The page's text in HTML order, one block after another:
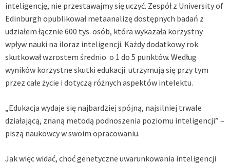
inteligencję, nie przestawajmy się uczyć. Zespół z University of
Edinburgh opublikował metaanalizę dostępnych badań z
udziałem łącznie 600 tys. osób, która wykazała korzystny
wpływ nauki na iloraz inteligencji. Każdy dodatkowy rok
skutkował wzrostem średnio o 1 do 5 punktów. Według
wyników korzystne skutki edukacji utrzymują się przy tym
przez całe życie i dotyczą różnych aspektów intelektu.
„Edukacja wydaje się najbardziej spójną, najsilniej trwale
działającą, znaną metodą podnoszenia poziomu inteligencji” –
piszą naukowcy w swoim opracowaniu.
Jak więc widać, choć genetyczne uwarunkowania inteligencji